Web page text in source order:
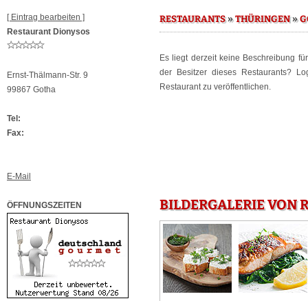
[ Eintrag bearbeiten ]
Restaurant Dionysos
Ernst-Thälmann-Str. 9
99867 Gotha
Tel:
Fax:
E-Mail
ÖFFNUNGSZEITEN
RESTAURANTS»THÜRINGEN»
Es liegt derzeit keine Beschreibung
der Besitzer dieses Restaurants?
Restaurant zu veröffentlichen.
BILDERGALERIE VON